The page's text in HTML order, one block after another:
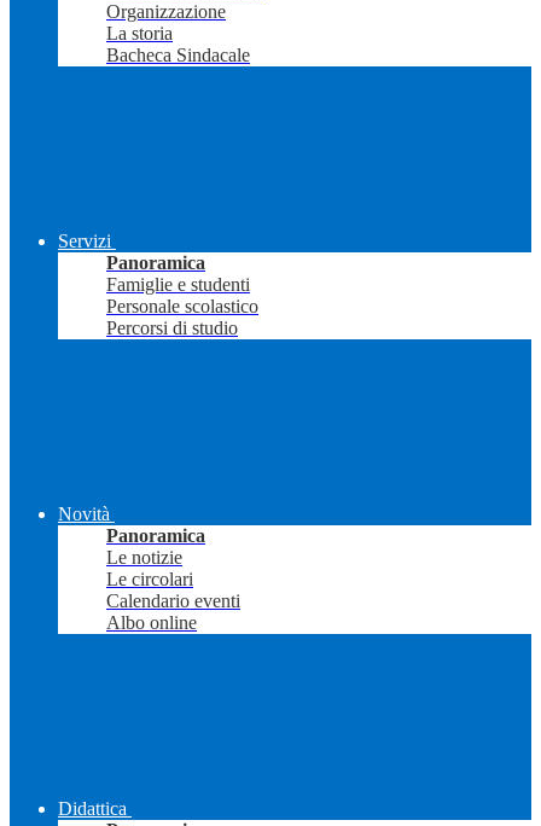
Organizzazione
La storia
Bacheca Sindacale
Servizi
Panoramica
Famiglie e studenti
Personale scolastico
Percorsi di studio
Novità
Panoramica
Le notizie
Le circolari
Calendario eventi
Albo online
Didattica